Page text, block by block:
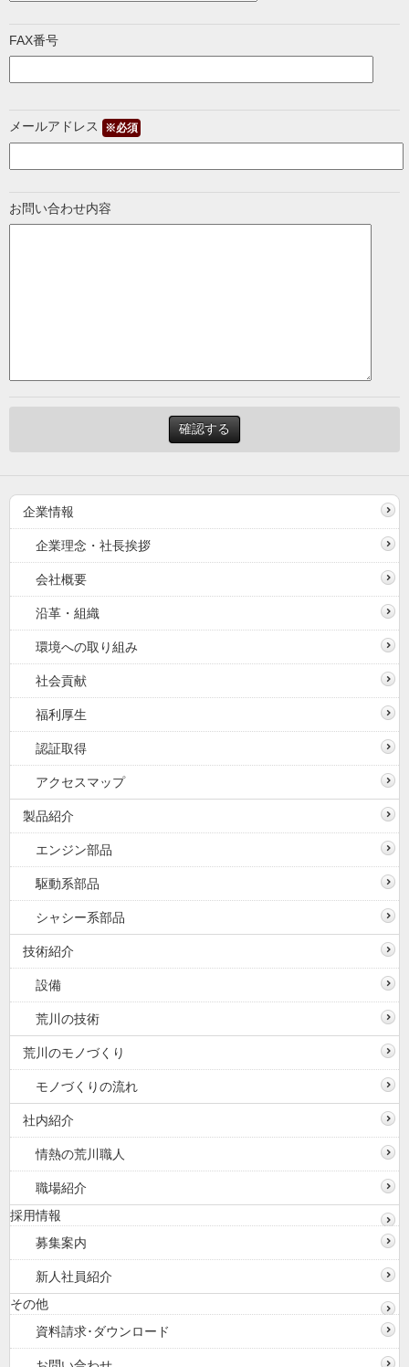
FAX番号
メールアドレス ※必須
お問い合わせ内容
企業情報
企業理念・社長挨拶
会社概要
沿革・組織
環境への取り組み
社会貢献
福利厚生
認証取得
アクセスマップ
製品紹介
エンジン部品
駆動系部品
シャシー系部品
技術紹介
設備
荒川の技術
荒川のモノづくり
モノづくりの流れ
社内紹介
情熱の荒川職人
職場紹介
採用情報
募集案内
新人社員紹介
その他
資料請求･ダウンロード